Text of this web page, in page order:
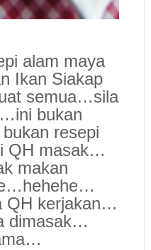
alam maya
Ikan Siakap
semua…sila
bukan
resepi
QH masak…
makan
QH kerjakan…
dimasak…